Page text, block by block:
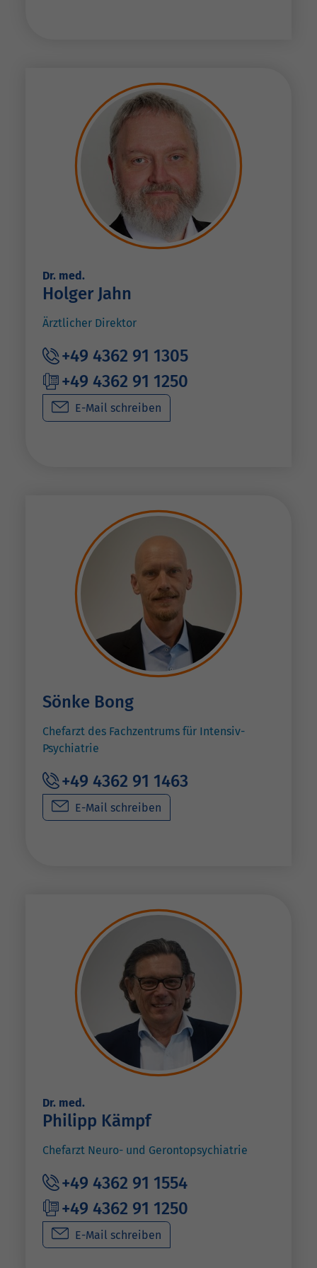
Dr. med.
Holger Jahn
Ärztlicher Direktor
+49 4362 91 1305
+49 4362 91 1250
E-Mail schreiben
Sönke Bong
Chefarzt des Fachzentrums für Intensiv-
Psychiatrie
+49 4362 91 1463
E-Mail schreiben
Dr. med.
Philipp Kämpf
Chefarzt Neuro- und Gerontopsychiatrie
+49 4362 91 1554
+49 4362 91 1250
E-Mail schreiben